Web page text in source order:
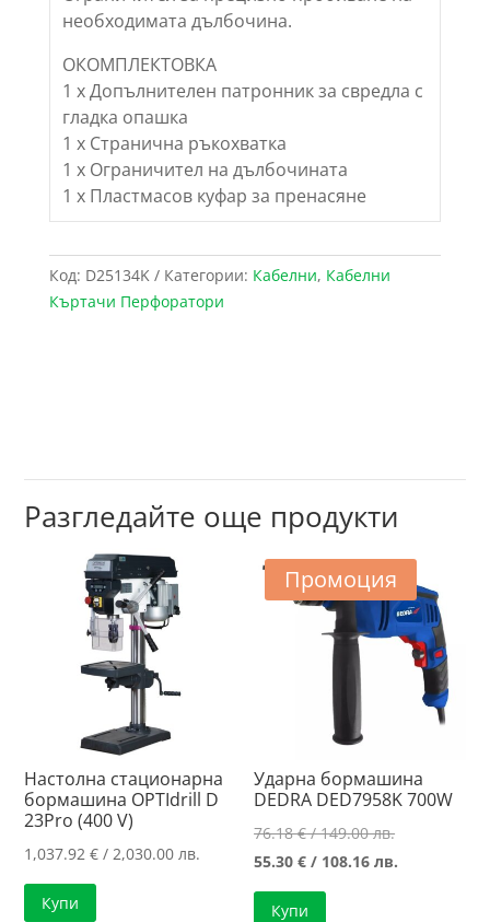
необходимата дълбочина.
ОКОМПЛЕКТОВКА
1 х Допълнителен патронник за свредла с
гладка опашка
1 х Странична ръкохватка
1 х Ограничител на дълбочината
1 х Пластмасов куфар за пренасяне
Код: D25134K Категории: Кабелни, Кабелни
Къртачи Перфоратори
Разгледайте още продукти
Настолна стационарна
бормашина OPTIdrill D
23Pro (400 V)
1,037.92€ / 2,030.00 лв.
Купи
Промоция
Ударна бормашина
DEDRA DED7958K 700W
76.18€/ 149.00 лв.Original
price
55.30€ / 108.16 лв.
Купи